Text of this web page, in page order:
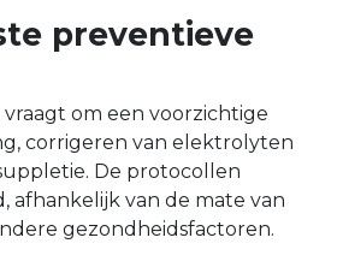
preventieve
vraagt om een voorzichtige
corrigeren van elektrolyten
De protocollen
afhankelijk van de mate van
gezondheidsfactoren.